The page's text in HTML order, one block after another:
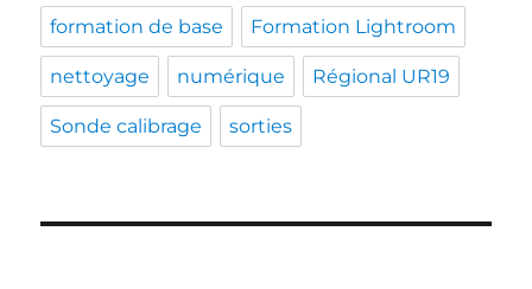
formation de base Formation Lightroom
nettoyage numérique Régional UR19
Sonde calibrage sorties